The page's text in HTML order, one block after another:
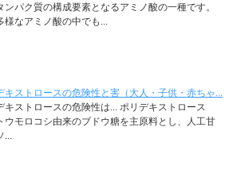
ンパク質の構成要素となるアミノ酸の一種です。
様なアミノ酸の中でも...
キストロースの危険性と害（大人・子供・赤ちゃ...
キストロースの危険性は... ポリデキストロース
ウモロコシ由来のブドウ糖を主原料とし、人工甘